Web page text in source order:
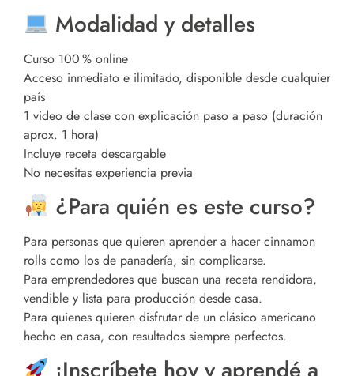
Modalidad y detalles
Curso 100 % online
Acceso inmediato e ilimitado, disponible desde cualquier
país
1 video de clase con explicación paso a paso (duración
aprox. 1 hora)
Incluye receta descargable
No necesitas experiencia previa
¿Para quién es este curso?
Para personas que quieren aprender a hacer cinnamon
rolls como los de panadería, sin complicarse.
Para emprendedores que buscan una receta rendidora,
vendible y lista para producción desde casa.
Para quienes quieren disfrutar de un clásico americano
hecho en casa, con resultados siempre perfectos.